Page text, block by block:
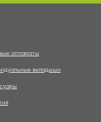
аппараты
вкладыши